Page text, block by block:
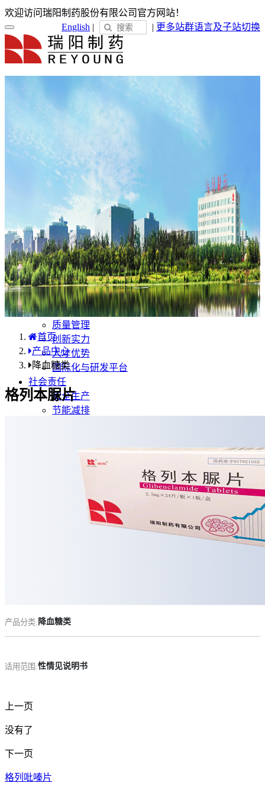
欢迎访问瑞阳制药股份有限公司官方网站！
语言及子站切换
English | | 更多站群
关于瑞阳
瑞阳简介
企业文化
新闻中心
瑞阳动态
通知公告
媒体聚焦
员工天地
企业电子报
产品服务
产品中心
国内分布
学术合规
企业优势
质量管理
创新实力
人才优势
国际化与研发平台
社会责任
安全生产
节能减排
职业健康
不良反应/事件上报
药品说明书安全项修订告知
首页
产品中心
降血糖类
格列本脲片
产品分类: 降血糖类
适用范围:性情见说明书
上一页
没有了
下一页
格列吡嗪片